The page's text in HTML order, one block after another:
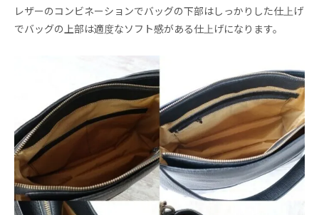
レザーのコンビネーションでバッグの下部はしっかりした仕上げ
でバッグの上部は適度なソフト感がある仕上げになります。